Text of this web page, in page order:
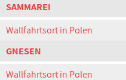
SAMMAREI
Wallfahrtsort in Polen
GNESEN
Wallfahrtsort in Polen